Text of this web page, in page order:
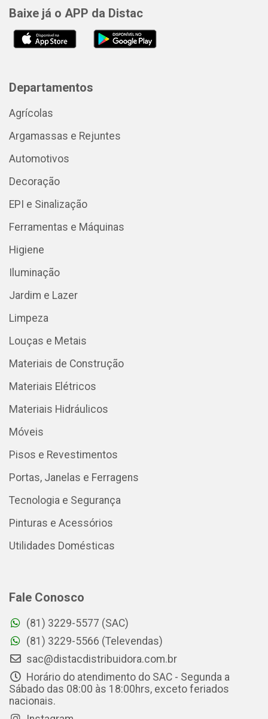
Baixe já o APP da Distac
Departamentos
Agrícolas
Argamassas e Rejuntes
Automotivos
Decoração
EPI e Sinalização
Ferramentas e Máquinas
Higiene
Iluminação
Jardim e Lazer
Limpeza
Louças e Metais
Materiais de Construção
Materiais Elétricos
Materiais Hidráulicos
Móveis
Pisos e Revestimentos
Portas, Janelas e Ferragens
Tecnologia e Segurança
Pinturas e Acessórios
Utilidades Domésticas
Fale Conosco
(81) 3229-5577 (SAC)
(81) 3229-5566 (Televendas)
sac@distacdistribuidora.com.br
Horário do atendimento do SAC - Segunda a
Sábado das 08:00 às 18:00hrs, exceto feriados
nacionais.